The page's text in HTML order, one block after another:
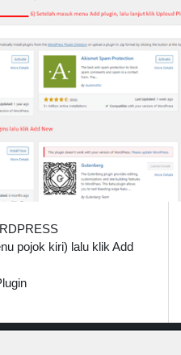
pojok kiri) lalu klik Add